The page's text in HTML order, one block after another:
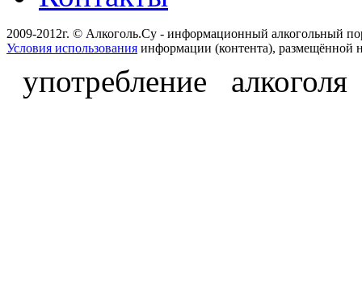
2009-2012г. © Алкоголь.Су - информационный алкогольный
Условия использования информации (контента), размещённой
употребление